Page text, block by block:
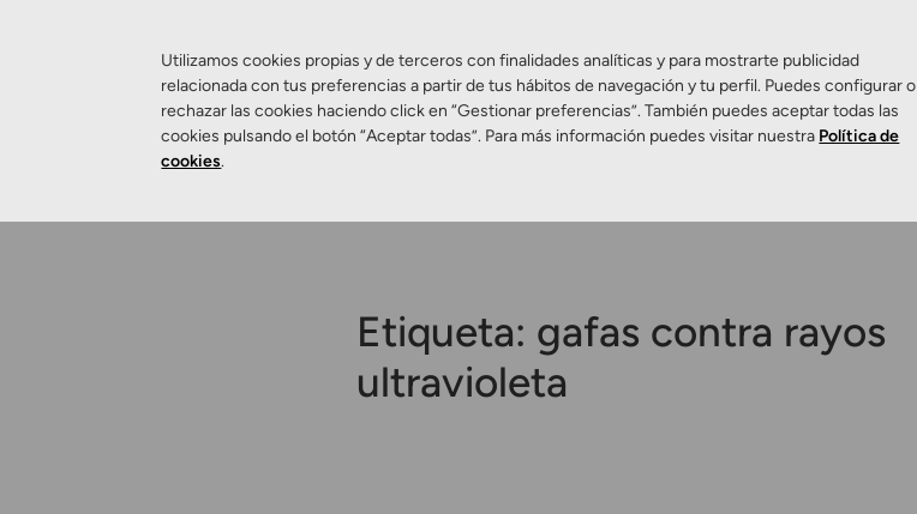
Salud Visual Ojo seco Control de miopía
Etiqueta: gafas contra rayos
ultravioleta
Utilizamos cookies propias y de terceros con finalidades analíticas y para mostrarte publicidad
relacionada con tus preferencias a partir de tus hábitos de navegación y tu perfil. Puedes configurar o
rechazar las cookies haciendo click en “Gestionar preferencias”. También puedes aceptar todas las
cookies pulsando el botón “Aceptar todas”. Para más información puedes visitar nuestra Política de
cookies.